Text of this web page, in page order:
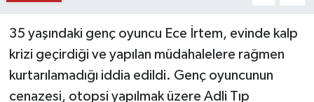
35 yaşındaki genç oyuncu Ece İrtem, evinde kalp
krizi geçirdiği ve yapılan müdahalelere rağmen
kurtarılamadığı iddia edildi. Genç oyuncunun
cenazesi, otopsi yapılmak üzere Adli Tıp
RESMİ İLAN
MAGAZİN